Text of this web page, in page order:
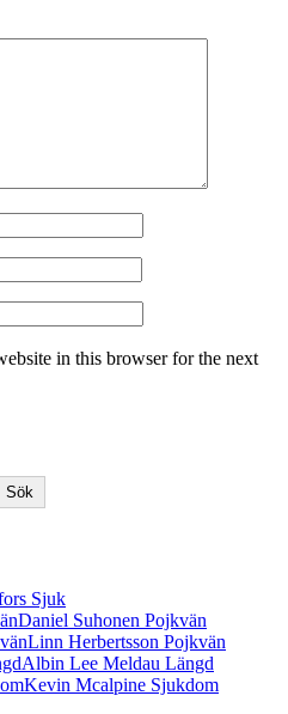
in this browser for the next
Sök
Sjuk
Daniel Suhonen Pojkvän
Linn Herbertsson Pojkvän
Albin Lee Meldau Längd
Kevin Mcalpine Sjukdom